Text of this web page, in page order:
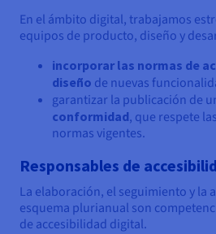
En el ámbito digital, trabajamos
equipos de producto, diseño y
incorporar las normas de
diseño de nuevas
garantizar la publicación de
conformidad, que respete
normas vigentes.
Responsables de
La elaboración, el seguimiento y la
esquema plurianual son
de accesibilidad digital.